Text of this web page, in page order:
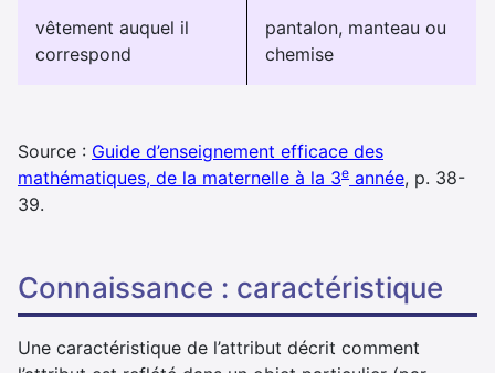
vêtement auquel il
correspond
pantalon, manteau ou
chemise
Source : Guide d’enseignement efficace des
mathématiques, de la maternelle à la 3e année, p. 38-
39.
connaissance : caractéristique
Une caractéristique de l’attribut décrit comment